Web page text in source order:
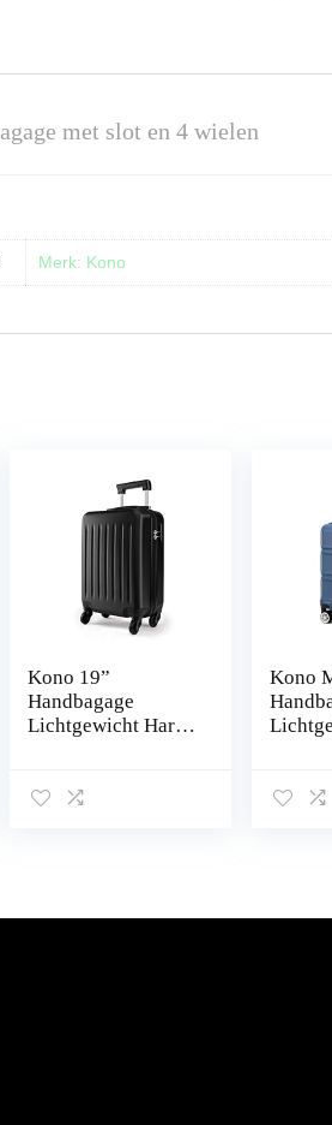
met slot en 4 wielen
Merk: Kono
Kono 19”
Handbagage
Lichtgewicht Harde
Kono